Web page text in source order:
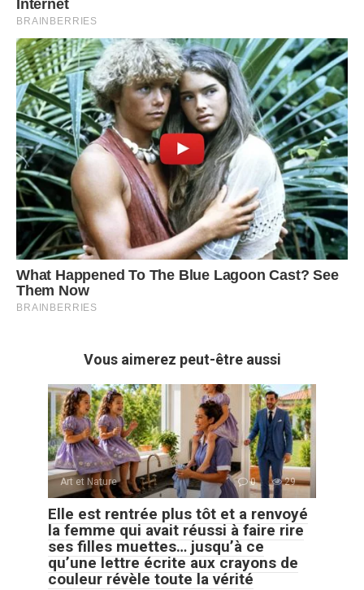
Vous aimerez peut-être aussi
Art et Nature 0 29
Elle est rentrée plus tôt et a renvoyé
la femme qui avait réussi à faire rire
ses filles muettes… jusqu’à ce
qu’une lettre écrite aux crayons de
couleur révèle toute la vérité